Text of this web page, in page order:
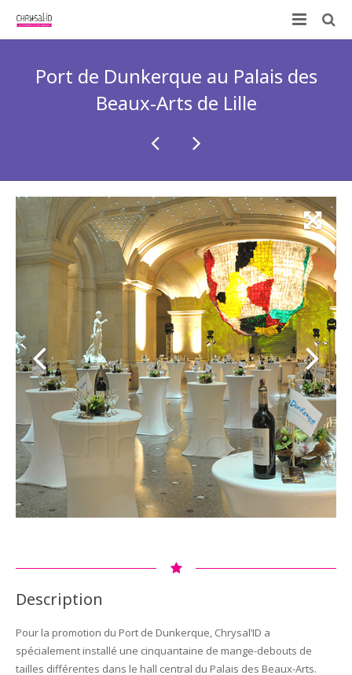
Nos prestations
Port de Dunkerque au Palais des
Beaux-Arts de Lille
Description
Pour la promotion du Port de Dunkerque, Chrysal’ID a
spécialement installé une cinquantaine de mange-debouts de
tailles différentes dans le hall central du Palais des Beaux-Arts.